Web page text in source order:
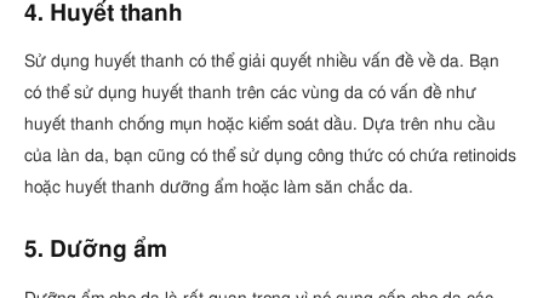
4. Huyết thanh
Sử dụng huyết thanh có thể giải quyết nhiều vấn đề về da. Bạn
có thể sử dụng huyết thanh trên các vùng da có vấn đề như
huyết thanh chống mụn hoặc kiểm soát dầu. Dựa trên nhu cầu
của làn da, bạn cũng có thể sử dụng công thức có chứa retinoids
hoặc huyết thanh dưỡng ẩm hoặc làm săn chắc da.
5. Dưỡng ẩm